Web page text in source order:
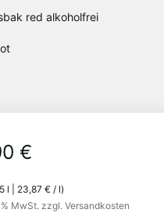
€
l 23,87 € / l)
MwSt. zzgl. Versandkosten